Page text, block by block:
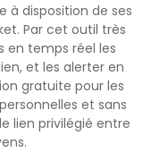
à disposition de ses
Par cet outil très
en temps réel les
et les alerter en
gratuite pour les
et sans
lien privilégié entre